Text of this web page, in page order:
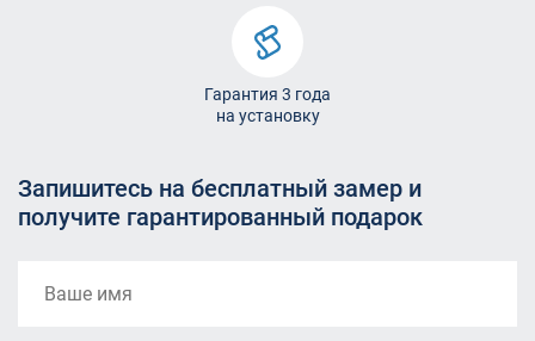
Гарантия 3 года
на установку
Запишитесь на бесплатный замер и
получите гарантированный подарок